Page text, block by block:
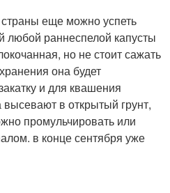
еще можно успеть
любой раннеспелой капусты
но не стоит сажать
она будет
и для квашения
в открытый грунт,
промульчировать или
в конце сентября уже